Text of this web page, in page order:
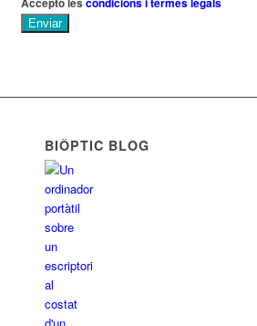
Accepto les condicions i termes legals
Enviar
BIÔPTIC BLOG